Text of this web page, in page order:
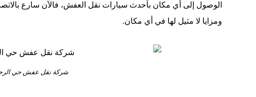
الوصول إلى أي مكان بأحدث سيارات نقل العفش، فالآن سارع
ومزايا لا مثيل لها في أي مكان.
شركة نقل عفش حي